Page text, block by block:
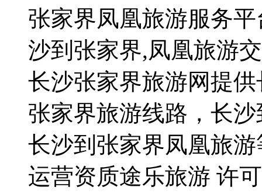
张家界凤凰旅游服务
沙到张家界,凤凰旅游
长沙张家界旅游网提
张家界旅游线路，长
长沙到张家界凤凰旅
运营资质途乐旅游 许